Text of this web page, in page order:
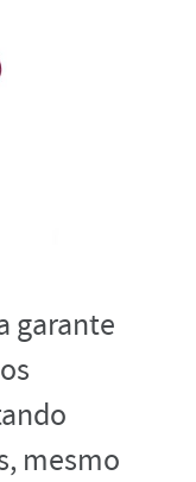
garante
mesmo